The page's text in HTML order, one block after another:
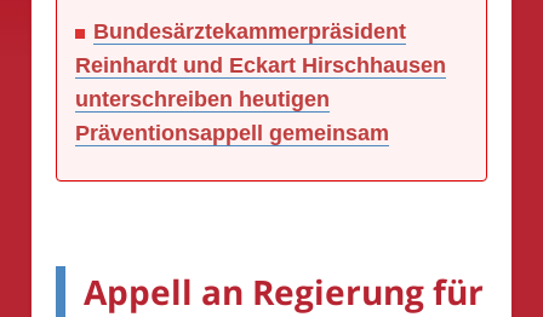
Bundesärztekammerpräsident
Reinhardt und Eckart Hirschhausen
unterschreiben heutigen
Präventionsappell gemeinsam
Appell an Regierung für